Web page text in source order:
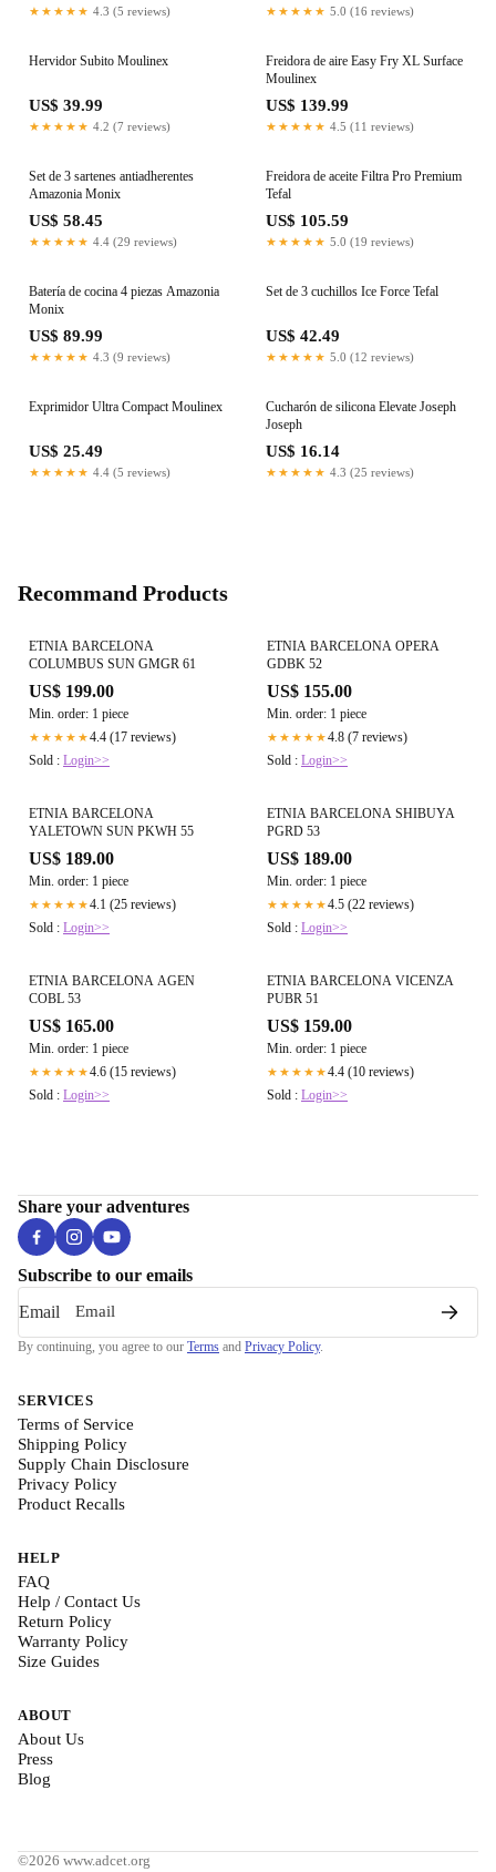
★★★★★ 4.3 (5 reviews) ★★★★★ 5.0 (16 reviews)
Hervidor Subito Moulinex
US$ 39.99
★★★★★ 4.2 (7 reviews)
Freidora de aire Easy Fry XL Surface
Moulinex
US$ 139.99
★★★★★ 4.5 (11 reviews)
Set de 3 sartenes antiadherentes
Amazonia Monix
US$ 58.45
★★★★★ 4.4 (29 reviews)
Freidora de aceite Filtra Pro Premium
Tefal
US$ 105.59
★★★★★ 5.0 (19 reviews)
Batería de cocina 4 piezas Amazonia
Monix
US$ 89.99
★★★★★ 4.3 (9 reviews)
Set de 3 cuchillos Ice Force Tefal
US$ 42.49
★★★★★ 5.0 (12 reviews)
Exprimidor Ultra Compact Moulinex
US$ 25.49
★★★★★ 4.4 (5 reviews)
Cucharón de silicona Elevate Joseph
Joseph
US$ 16.14
★★★★★ 4.3 (25 reviews)
Recommand Products
ETNIA BARCELONA
COLUMBUS SUN GMGR 61
US$ 199.00
Min. order: 1 piece
★★★★★4.4 (17 reviews)
Sold : Login>>
ETNIA BARCELONA OPERA
GDBK 52
US$ 155.00
Min. order: 1 piece
★★★★★4.8 (7 reviews)
Sold : Login>>
ETNIA BARCELONA
YALETOWN SUN PKWH 55
US$ 189.00
Min. order: 1 piece
★★★★★4.1 (25 reviews)
Sold : Login>>
ETNIA BARCELONA SHIBUYA
PGRD 53
US$ 189.00
Min. order: 1 piece
★★★★★4.5 (22 reviews)
Sold : Login>>
ETNIA BARCELONA AGEN
COBL 53
US$ 165.00
Min. order: 1 piece
★★★★★4.6 (15 reviews)
Sold : Login>>
ETNIA BARCELONA VICENZA
PUBR 51
US$ 159.00
Min. order: 1 piece
★★★★★4.4 (10 reviews)
Sold : Login>>
Share your adventures
Subscribe to our emails
Email
By continuing, you agree to our Terms and Privacy Policy.
SERVICES
Terms of Service
Shipping Policy
Supply Chain Disclosure
Privacy Policy
Product Recalls
HELP
FAQ
Help / Contact Us
Return Policy
Warranty Policy
Size Guides
ABOUT
About Us
Press
Blog
©2026 www.adcet.org